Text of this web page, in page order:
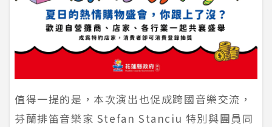
值得一提的是，本次演出也促成跨國音樂交流，
芬蘭排笛音樂家 Stefan Stanciu 特別與團員同